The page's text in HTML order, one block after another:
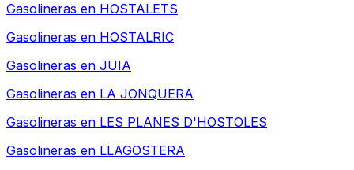
Gasolineras en HOSTALETS
Gasolineras en HOSTALRIC
Gasolineras en JUIA
Gasolineras en LA JONQUERA
Gasolineras en LES PLANES D'HOSTOLES
Gasolineras en LLAGOSTERA